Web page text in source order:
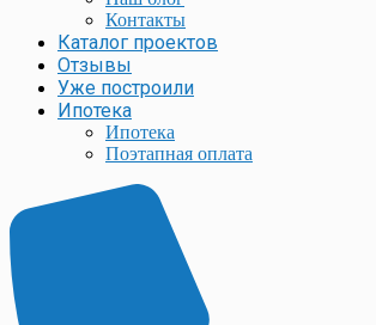
Контакты
Каталог проектов
Отзывы
Уже построили
Ипотека
Ипотека
Поэтапная оплата